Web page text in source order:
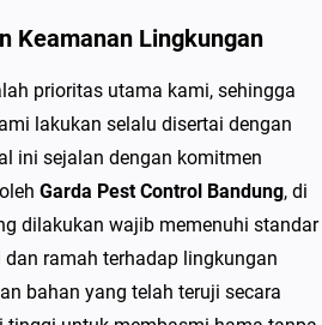
Keamanan Lingkungan
prioritas utama kami, sehingga
lakukan selalu disertai dengan
ini sejalan dengan komitmen
Garda Pest Control Bandung, di
dilakukan wajib memenuhi standar
ramah terhadap lingkungan
bahan yang telah teruji secara